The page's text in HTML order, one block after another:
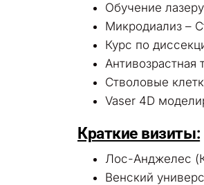
Обучение
Микродиализ –
Курс по
Антивозрастная
Стволовые
Vaser 4D
Краткие визиты:
Лос-Анджелес
Венский